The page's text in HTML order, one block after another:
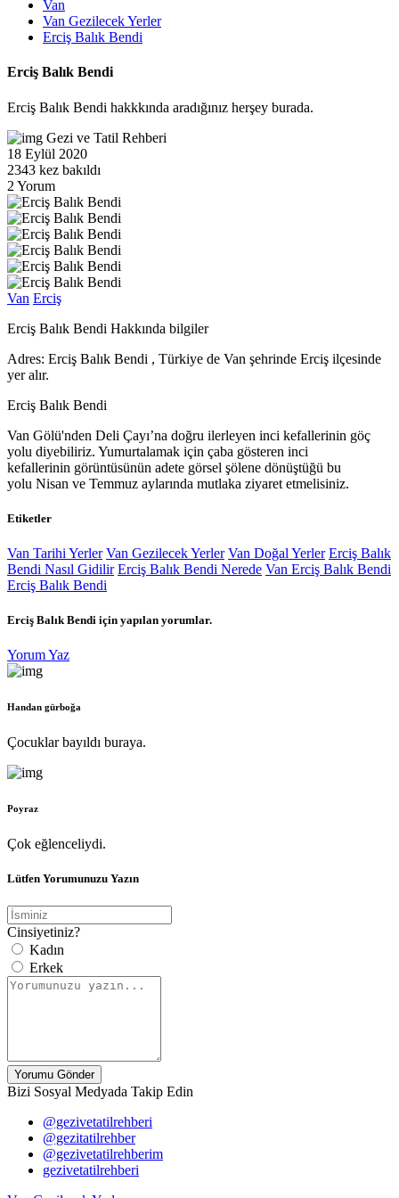
Van
Van Gezilecek Yerler
Erciş Balık Bendi
Erciş Balık Bendi
Erciş Balık Bendi hakkkında aradığınız herşey burada.
Gezi ve Tatil Rehberi
18 Eylül 2020
2343 kez bakıldı
2 Yorum
Van Erciş
Erciş Balık Bendi Hakkında bilgiler
Adres: Erciş Balık Bendi , Türkiye de Van şehrinde Erciş ilçesinde
yer alır.
Erciş Balık Bendi
Van Gölü'nden Deli Çayı’na doğru ilerleyen inci kefallerinin göç
yolu diyebiliriz. Yumurtalamak için çaba gösteren inci
kefallerinin görüntüsünün adete görsel şölene dönüştüğü bu
yolu Nisan ve Temmuz aylarında mutlaka ziyaret etmelisiniz.
Etiketler
Van Tarihi Yerler Van Gezilecek Yerler Van Doğal Yerler Erciş Balık
Bendi Nasıl Gidilir Erciş Balık Bendi Nerede Van Erciş Balık Bendi
Erciş Balık Bendi
Erciş Balık Bendi için yapılan yorumlar.
Yorum Yaz
Handan gürboğa
Çocuklar bayıldı buraya.
Poyraz
Çok eğlenceliydi.
Lütfen Yorumunuzu Yazın
Cinsiyetiniz?
Kadın
Erkek
Yorumu Gönder
Bizi Sosyal Medyada Takip Edin
@gezivetatilrehberi
@gezitatilrehber
@gezivetatilrehberim
gezivetatilrehberi